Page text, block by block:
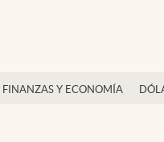
FINANZAS Y ECONOMÍA